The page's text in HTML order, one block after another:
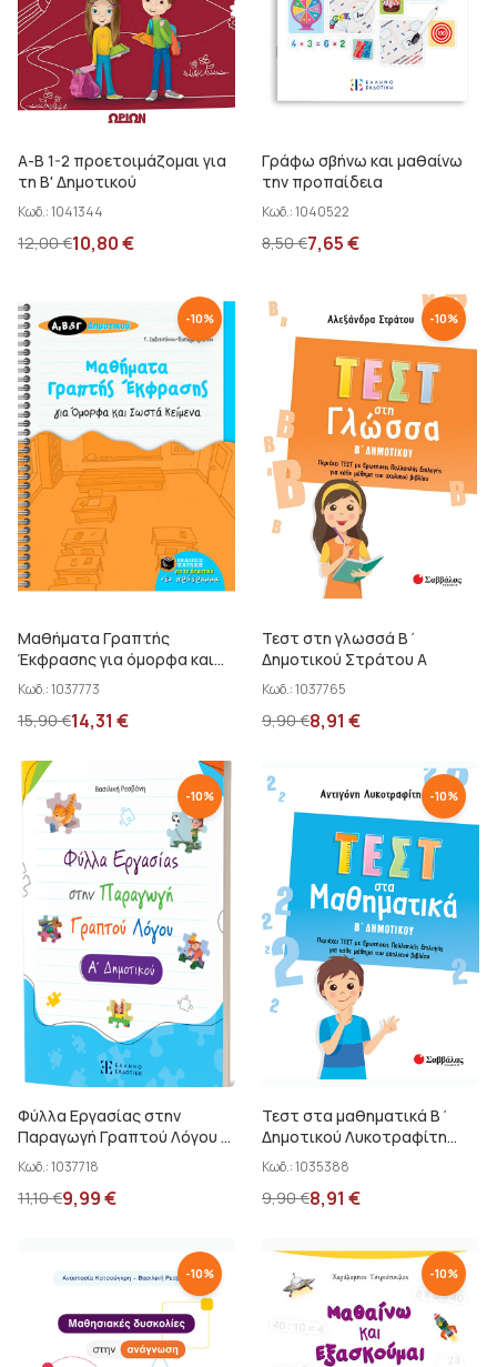
Α-Β 1-2 προετοιμάζομαι για
τη Β' Δημοτικού
Κωδ.:1041344
12,00€10,80€
Γράφω σβήνω και μαθαίνω
την προπαίδεια
Κωδ.:1040522
8,50€7,65€
-10%
Μαθήματα Γραπτής
Έκφρασης για όμορφα και
σωστά κείμενα Α' Β' και Γ'
Δημοτικού
Κωδ.:1037773
15,90€14,31 €
-10%
Τεστ στη γλωσσά Β΄
Δημοτικού Στράτου Α
Κωδ.:1037765
9,90€8,91 €
-10%
Φύλλα Εργασίας στην
Παραγωγή Γραπτού Λόγου Α'
Δημοτικού
Κωδ.:1037718
11,10€9,99€
-10%
Τεστ στα μαθηματικά Β΄
Δημοτικού Λυκοτραφίτη
Αντ.
Κωδ.:1035388
9,90€8,91 €
-10% -10%